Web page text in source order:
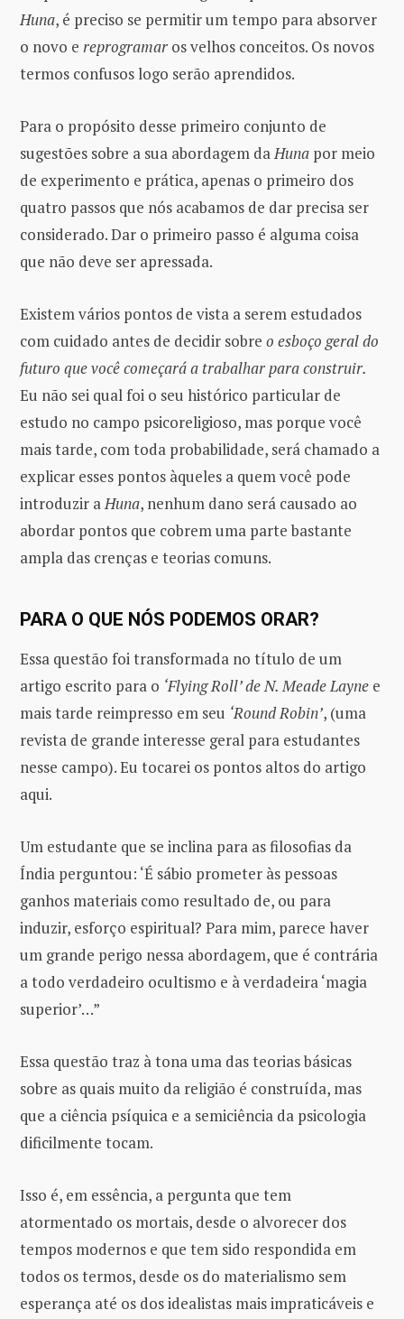
Huna, é preciso se permitir um tempo para absorver
o novo e reprogramar os velhos conceitos. Os novos
termos confusos logo serão aprendidos.
Para o propósito desse primeiro conjunto de
sugestões sobre a sua abordagem daHuna por meio
de experimento e prática, apenas o primeiro dos
quatro passos que nós acabamos de dar precisa ser
considerado. Dar o primeiro passo é alguma coisa
que não deve ser apressada.
Existem vários pontos de vista a serem estudados
com cuidado antes de decidir sobre o esboço geral do
futuro que você começará a trabalhar para construir.
Eu não sei qual foi o seu histórico particular de
estudo no campo psicoreligioso, mas porque você
mais tarde, com toda probabilidade, será chamado a
explicar esses pontos àqueles a quem você pode
introduzir aHuna, nenhum dano será causado ao
abordar pontos que cobrem uma parte bastante
ampla das crenças e teorias comuns.
PARA O QUE NÓS PODEMOS ORAR?
Essa questão foi transformada no título de um
artigo escrito para o ‘Flying Roll’ de N. Meade Layne e
mais tarde reimpresso em seu ‘Round Robin’, (uma
revista de grande interesse geral para estudantes
nesse campo). Eu tocarei os pontos altos do artigo
aqui.
Um estudante que se inclina para as filosofias da
Índia perguntou: ‘É sábio prometer às pessoas
ganhos materiais como resultado de, ou para
induzir, esforço espiritual? Para mim, parece haver
um grande perigo nessa abordagem, que é contrária
a todo verdadeiro ocultismo e à verdadeira ‘magia
superior’…”
Essa questão traz à tona uma das teorias básicas
sobre as quais muito da religião é construída, mas
que a ciência psíquica e a semiciência da psicologia
dificilmente tocam.
Isso é, em essência, a pergunta que tem
atormentado os mortais, desde o alvorecer dos
tempos modernos e que tem sido respondida em
todos os termos, desde os do materialismo sem
esperança até os dos idealistas mais impraticáveis ​​e